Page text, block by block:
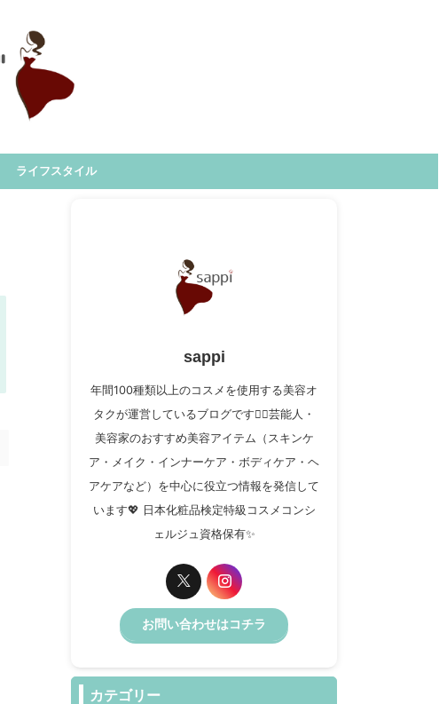
ライフスタイル
sappi
年間100種類以上のコスメを使用する美容オ
タクが運営しているブログです✍🏻芸能人・
美容家のおすすめ美容アイテム（スキンケ
ア・メイク・インナーケア・ボディケア・ヘ
アケアなど）を中心に役立つ情報を発信して
います💖 日本化粧品検定特級コスメコンシ
ェルジュ資格保有✨️
お問い合わせはコチラ
カテゴリー